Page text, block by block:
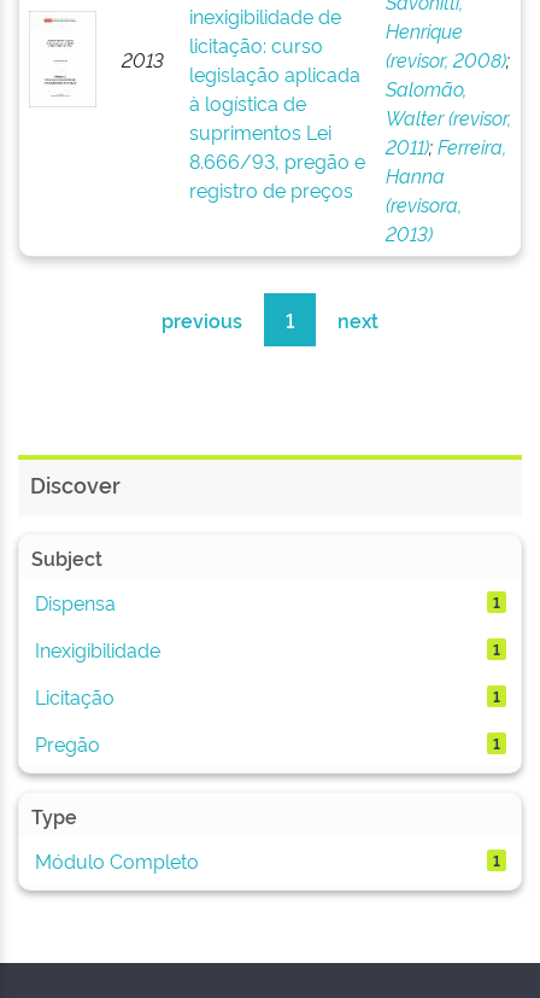
2013
inexigibilidade de
licitação: curso
legislação aplicada
à logística de
suprimentos Lei
8.666/93, pregão e
registro de preços
Henrique
(revisor, 2008);
Salomão,
Walter (revisor,
2011);Ferreira,
Hanna
(revisora,
2013)
previous 1 next
Discover
Subject
Dispensa
1
Inexigibilidade 1
Licitação 1
Pregão 1
Type
Módulo Completo
1